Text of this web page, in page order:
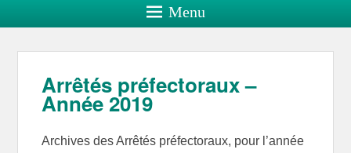
Menu
Arrêtés préfectoraux –
Année 2019
Archives des Arrêtés préfectoraux, pour l’année